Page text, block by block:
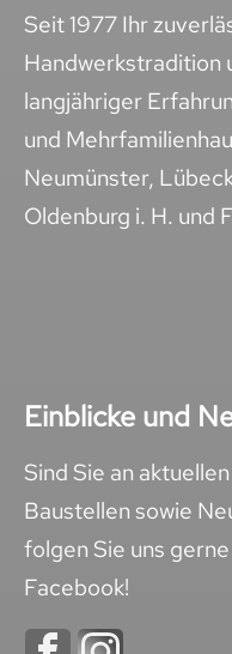
Seit 1977 Ihr
Handwerkstradition
langjähriger
und
Neumünster,
Oldenburg i. H. und
Einblicke und
Sind Sie an
Baustellen sowie
folgen Sie uns
Facebook!
Navigation